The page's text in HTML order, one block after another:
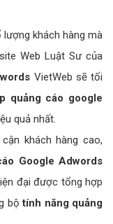
khách hàng mà
Web Luật Sư của
VietWeb sẽ tối
quảng cáo google
quả nhất.
khách hàng cao,
Google Adwords
đại được tổng hợp
bộtính năng quảng